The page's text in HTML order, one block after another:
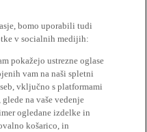
bomo uporabili tudi
v socialnih medijih:
pokažejo ustrezne oglase
vam na naši spletni
vključno s platformami
na vaše vedenje
ogledane izdelke in
košarico, in